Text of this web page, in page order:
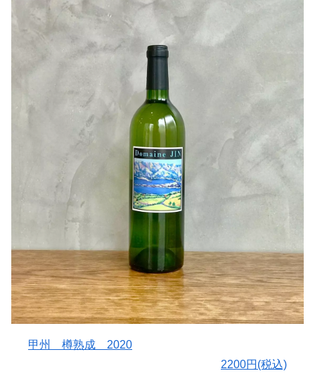
是非沢山の方に飲んでいただきたいです！
色味がしっかりとした黒色と紫色から濃いタンニンを連想
させますが、口当たりはすーっと馴染む酸味とクリアな味
液体はとろみがかり舌を押す重さがあります。濃い果実味
が特徴的です！
甲斐ノワールとは カベルネ・ソーヴィニョンとブラッ
ク・クイーンを交配した山梨県オリジナル品種で、骨格が
しっかりしているので西洋料理とも相性がいいんです(^^)
主張がしっかりしているので、ぺリングの提案にもおすす
めです！
個性的な香りを持ち、樽香、熟成香、溜り醤油の様な香
り、ファンデーションなど紫色の花を連想させます！
変化する香りにコメントしながら飲んでみるのも楽しいで
すね！
作り手さんから
〇ぶどうについて
勝沼町日休地区のガレキ混じり粘土質土壌の水はけのよい
甲州 樽熟成 2020
2200円(税込)